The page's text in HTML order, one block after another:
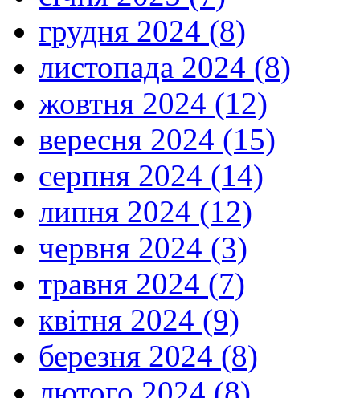
грудня 2024 (8)
листопада 2024 (8)
жовтня 2024 (12)
вересня 2024 (15)
серпня 2024 (14)
липня 2024 (12)
червня 2024 (3)
травня 2024 (7)
квітня 2024 (9)
березня 2024 (8)